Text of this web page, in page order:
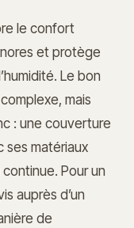
le confort
et protège
Le bon
mais
: une couverture
ses matériaux
Pour un
auprès d’un
de